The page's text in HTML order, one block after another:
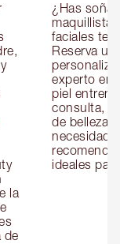
la
de
¿Has
maquillista
faciales te
Reserva
experto en
piel
consulta,
de belleza
ideales